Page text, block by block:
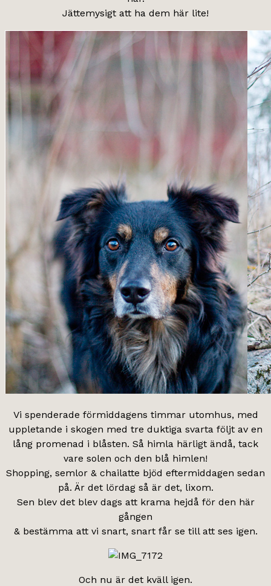
Jättemysigt att ha dem här lite!
Vi spenderade förmiddagens timmar utomhus, med
uppletande i skogen med tre duktiga svarta följt av en
lång promenad i blåsten. Så himla härligt ändå, tack
vare solen och den blå himlen!
Shopping, semlor & chailatte bjöd eftermiddagen sedan
på. Är det lördag så är det, lixom.
Sen blev det blev dags att krama hejdå för den här
gången
& bestämma att vi snart, snart får se till att ses igen.
Och nu är det kväll igen.